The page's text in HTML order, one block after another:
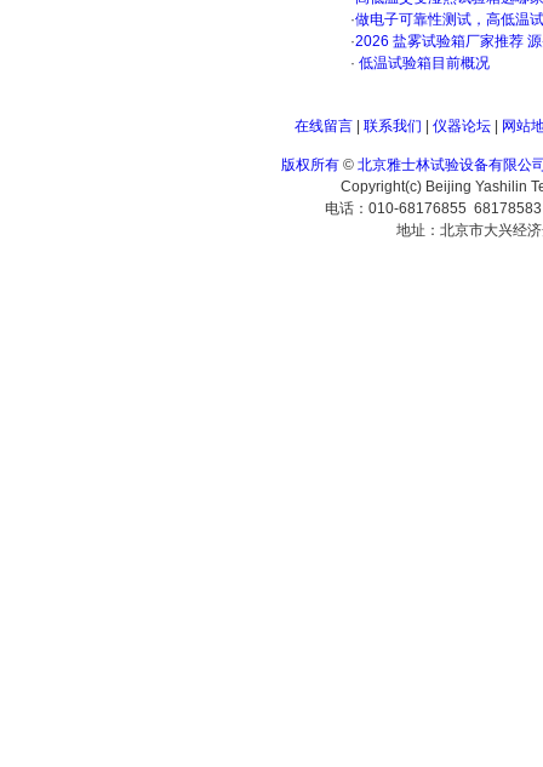
·做电子可靠性测试，高低温
·2026 盐雾试验箱厂家推荐
· 低温试验箱目前概况
在线留言| 联系我们 仪器论坛| 网站
版权所有 © 北京雅士林试验设备有限公
Copyright(c) Beijing Yashilin
电话：010-68176855
地址：北京市大兴经